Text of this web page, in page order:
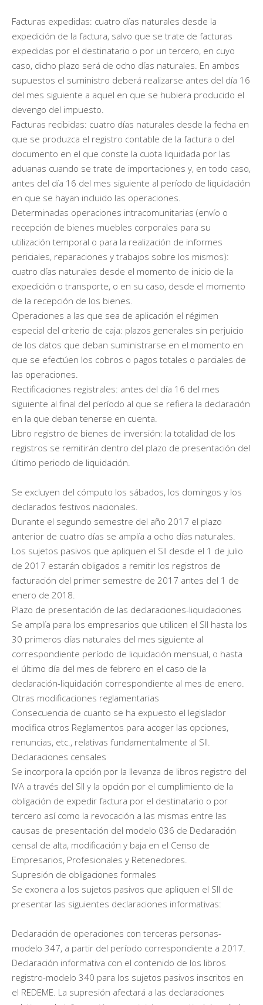
Facturas expedidas: cuatro días naturales desde la
expedición de la factura, salvo que se trate de facturas
expedidas por el destinatario o por un tercero, en cuyo
caso, dicho plazo será de ocho días naturales. En ambos
supuestos el suministro deberá realizarse antes del día 16
del mes siguiente a aquel en que se hubiera producido el
devengo del impuesto.
Facturas recibidas: cuatro días naturales desde la fecha en
que se produzca el registro contable de la factura o del
documento en el que conste la cuota liquidada por las
aduanas cuando se trate de importaciones y, en todo caso,
antes del día 16 del mes siguiente al período de liquidación
en que se hayan incluido las operaciones.
Determinadas operaciones intracomunitarias (envío o
recepción de bienes muebles corporales para su
utilización temporal o para la realización de informes
periciales, reparaciones y trabajos sobre los mismos):
cuatro días naturales desde el momento de inicio de la
expedición o transporte, o en su caso, desde el momento
de la recepción de los bienes.
Operaciones a las que sea de aplicación el régimen
especial del criterio de caja: plazos generales sin perjuicio
de los datos que deban suministrarse en el momento en
que se efectúen los cobros o pagos totales o parciales de
las operaciones.
Rectificaciones registrales: antes del día 16 del mes
siguiente al final del período al que se refiera la declaración
en la que deban tenerse en cuenta.
Libro registro de bienes de inversión: la totalidad de los
registros se remitirán dentro del plazo de presentación del
último periodo de liquidación.
Se excluyen del cómputo los sábados, los domingos y los
declarados festivos nacionales.
Durante el segundo semestre del año 2017 el plazo
anterior de cuatro días se amplía a ocho días naturales.
Los sujetos pasivos que apliquen el SII desde el 1 de julio
de 2017 estarán obligados a remitir los registros de
facturación del primer semestre de 2017 antes del 1 de
enero de 2018.
Plazo de presentación de las declaraciones-liquidaciones
Se amplía para los empresarios que utilicen el SII hasta los
30 primeros días naturales del mes siguiente al
correspondiente período de liquidación mensual, o hasta
el último día del mes de febrero en el caso de la
declaración-liquidación correspondiente al mes de enero.
Otras modificaciones reglamentarias
Consecuencia de cuanto se ha expuesto el legislador
modifica otros Reglamentos para acoger las opciones,
renuncias, etc., relativas fundamentalmente al SII.
Declaraciones censales
Se incorpora la opción por la llevanza de libros registro del
IVA a través del SII y la opción por el cumplimiento de la
obligación de expedir factura por el destinatario o por
tercero así como la revocación a las mismas entre las
causas de presentación del modelo 036 de Declaración
censal de alta, modificación y baja en el Censo de
Empresarios, Profesionales y Retenedores.
Supresión de obligaciones formales
Se exonera a los sujetos pasivos que apliquen el SII de
presentar las siguientes declaraciones informativas:
Declaración de operaciones con terceras personas-
modelo 347, a partir del período correspondiente a 2017.
Declaración informativa con el contenido de los libros
registro-modelo 340 para los sujetos pasivos inscritos en
el REDEME. La supresión afectará a las declaraciones